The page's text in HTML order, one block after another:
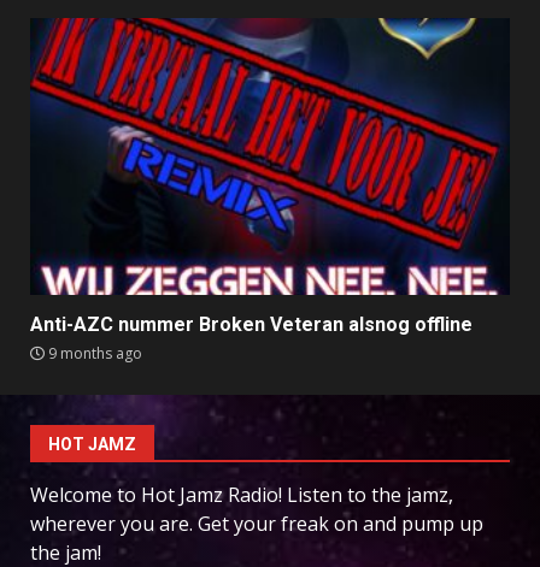
Anti-AZC nummer Broken Veteran alsnog offline
9 months ago
HOT JAMZ
Welcome to Hot Jamz Radio! Listen to the jamz,
wherever you are. Get your freak on and pump up
the jam!